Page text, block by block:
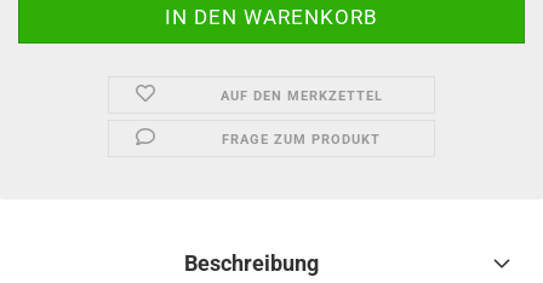
AUF DEN MERKZETTEL
FRAGE ZUM PRODUKT
Beschreibung